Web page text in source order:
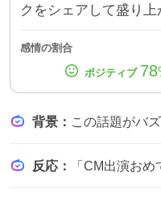
クをシェアして盛り上
感情の割合
78
背景 ： この話題がバズっている理由は、影山優佳さんの人気と『サカつく
反応 ： 「CM出演おめでとう🥳」「情熱は、続く篇がめちゃくちゃいい！」